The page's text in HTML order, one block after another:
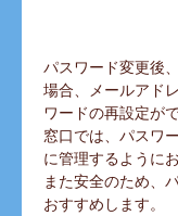
パスワード変更後
場合、メールアド
ワードの再設定が
窓口では、パスワ
に管理するように
また安全のため、
おすすめします。